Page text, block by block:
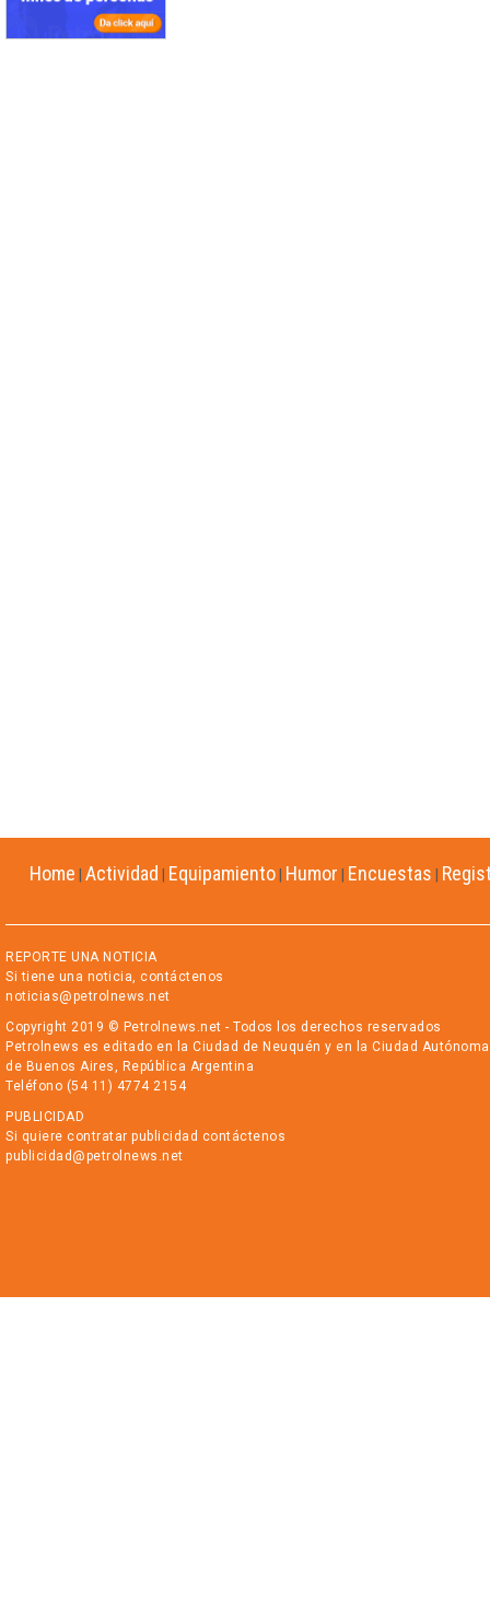
Home Actividad Equipamiento Humor Encuestas
REPORTE UNA NOTICIA
Si tiene una noticia, contáctenos
noticias@petrolnews.net
Copyright 2019 © Petrolnews.net - Todos los derechos reservados
Petrolnews es editado en la Ciudad de Neuquén y en la Ciudad Autónoma
de Buenos Aires, República Argentina
Teléfono (54 11) 4774 2154
PUBLICIDAD
Si quiere contratar publicidad contáctenos
publicidad@petrolnews.net